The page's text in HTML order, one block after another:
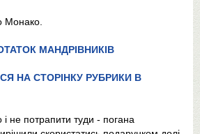
Монако.
МАНДРІВНИКІВ
НА СТОРІНКУ РУБРИКИ В
і не потрапити туди - погана